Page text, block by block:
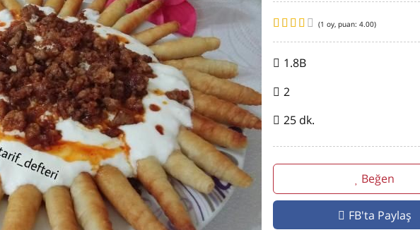
(1 oy, puan: 4.00)
1.8B
2
25 dk.
Beğen
FB'ta Paylaş